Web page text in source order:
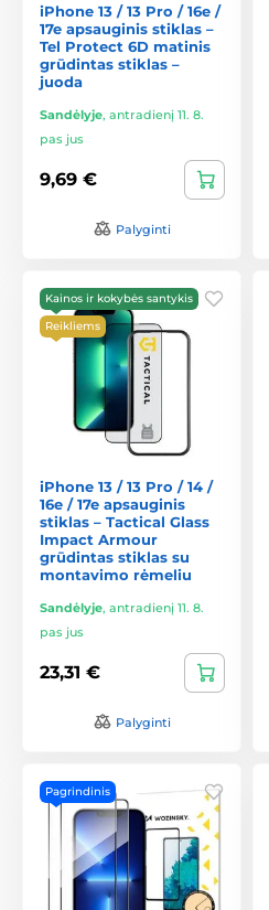
iPhone 13 / 13 Pro / 16e /
17e apsauginis stiklas –
Tel Protect 6D matinis
grūdintas stiklas –
juoda
Sandėlyje, antradienį 11. 8.
pas jus
9,69 €
Palyginti
Kainos ir kokybės santykis
Reikliems
iPhone 13 / 13 Pro / 14 /
16e / 17e apsauginis
stiklas – Tactical Glass
Impact Armour
grūdintas stiklas su
montavimo rėmeliu
Sandėlyje, antradienį 11. 8.
pas jus
23,31 €
Palyginti
Pagrindinis